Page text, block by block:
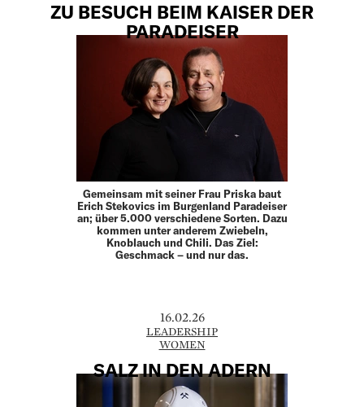
ZU BESUCH BEIM KAISER DER
PARADEISER
Gemeinsam mit seiner Frau Priska baut
Erich Stekovics im Burgenland Paradeiser
an; über 5.000 verschiedene Sorten. Dazu
kommen unter anderem Zwiebeln,
Knoblauch und Chili. Das Ziel:
Geschmack – und nur das.
16.02.26
LEADERSHIP
WOMEN
SALZ IN DEN ADERN